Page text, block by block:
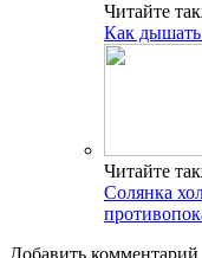
Читайте
Как
Читайте
Солянка
Добавить комментарий